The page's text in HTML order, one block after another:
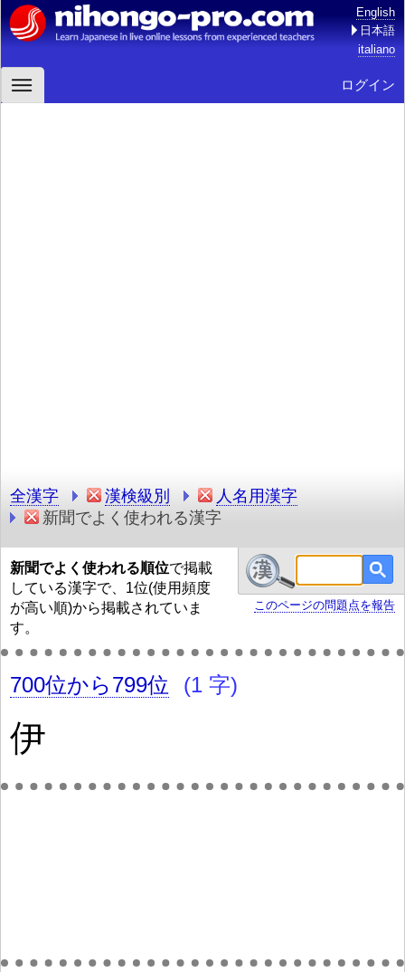
English
日本語
italiano
ログイン
全漢字 漢検級別
人名用漢字
新聞でよく使われる漢字
このページの問題点を報告
新聞でよく使われる順位で掲載
している漢字で、1位(使用頻度
が高い順)から掲載されていま
す。
700位から799位 (1 字)
伊